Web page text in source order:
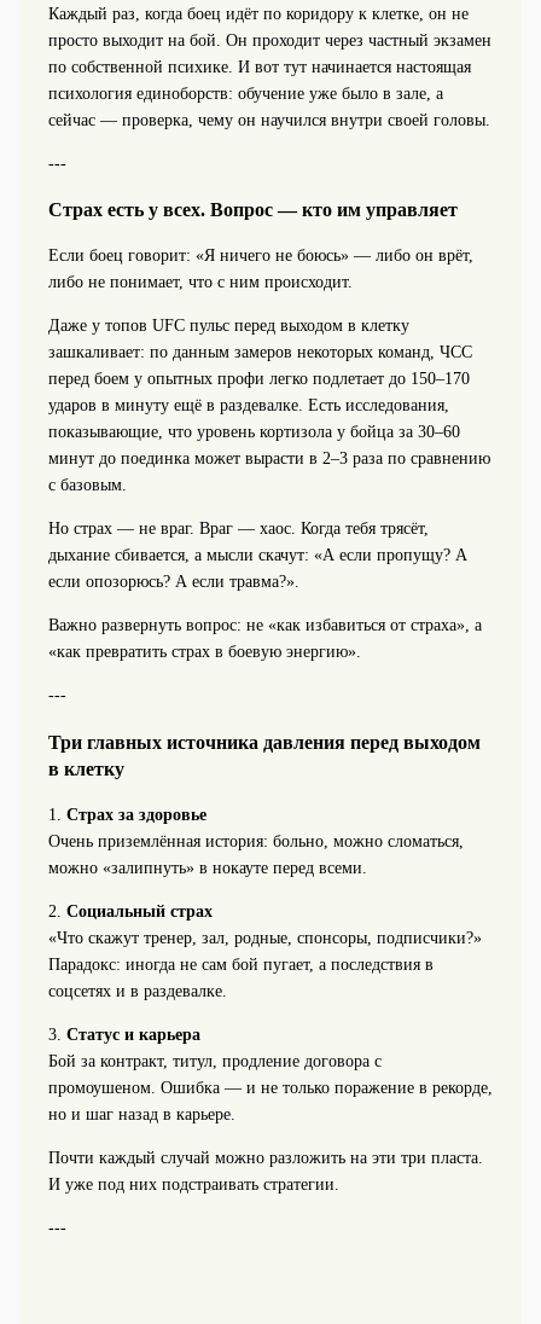
Каждый раз, когда боец идёт по коридору к клетке, он не
просто выходит на бой. Он проходит через частный экзамен
по собственной психике. И вот тут начинается настоящая
психология единоборств: обучение уже было в зале, а
сейчас — проверка, чему он научился внутри своей головы.
---
Страх есть у всех. Вопрос — кто им управляет
Если боец говорит: «Я ничего не боюсь» — либо он врёт,
либо не понимает, что с ним происходит.
Даже у топов UFC пульс перед выходом в клетку
зашкаливает: по данным замеров некоторых команд, ЧСС
перед боем у опытных профи легко подлетает до 150–170
ударов в минуту ещё в раздевалке. Есть исследования,
показывающие, что уровень кортизола у бойца за 30–60
минут до поединка может вырасти в 2–3 раза по сравнению
с базовым.
Но страх — не враг. Враг — хаос. Когда тебя трясёт,
дыхание сбивается, а мысли скачут: «А если пропущу? А
если опозорюсь? А если травма?».
Важно развернуть вопрос: не «как избавиться от страха», а
«как превратить страх в боевую энергию».
---
Три главных источника давления перед выходом
в клетку
1. Страх за здоровье
Очень приземлённая история: больно, можно сломаться,
можно «залипнуть» в нокауте перед всеми.
2. Социальный страх
«Что скажут тренер, зал, родные, спонсоры, подписчики?»
Парадокс: иногда не сам бой пугает, а последствия в
соцсетях и в раздевалке.
3. Статус и карьера
Бой за контракт, титул, продление договора с
промоушеном. Ошибка — и не только поражение в рекорде,
но и шаг назад в карьере.
Почти каждый случай можно разложить на эти три пласта.
И уже под них подстраивать стратегии.
---